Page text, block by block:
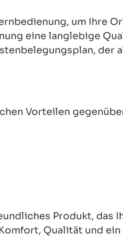
um Ihre
eine langlebige
der
Vorteilen
Produkt, das
Qualität und